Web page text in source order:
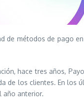
de métodos de pago
hace tres años,
de los clientes. En los
año anterior.